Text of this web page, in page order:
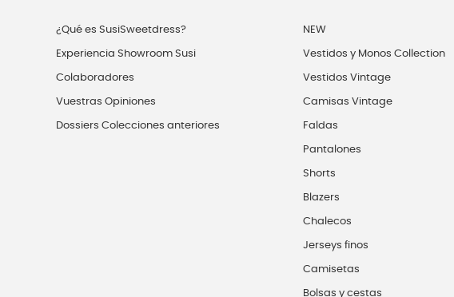
¿Qué es SusiSweetdress?
Experiencia Showroom Susi
Colaboradores
Vuestras Opiniones
Dossiers Colecciones anteriores
NEW
Vestidos y Monos Collection
Vestidos Vintage
Camisas Vintage
Faldas
Pantalones
Shorts
Blazers
Chalecos
Jerseys finos
Camisetas
Bolsas y cestas